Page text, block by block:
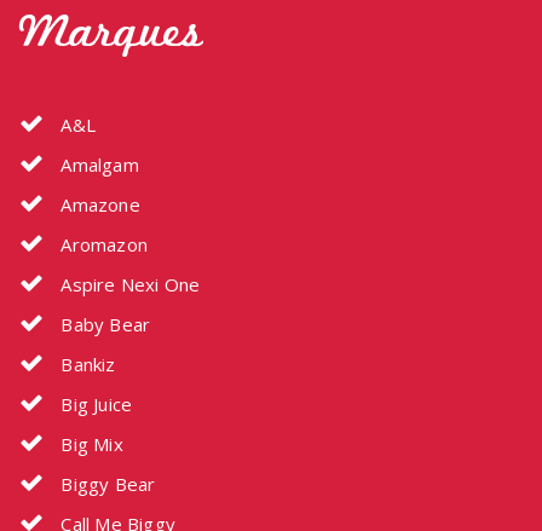
Marques
A&L
Amalgam
Amazone
Aromazon
Aspire Nexi One
Baby Bear
Bankiz
Big Juice
Big Mix
Biggy Bear
Call Me Biggy